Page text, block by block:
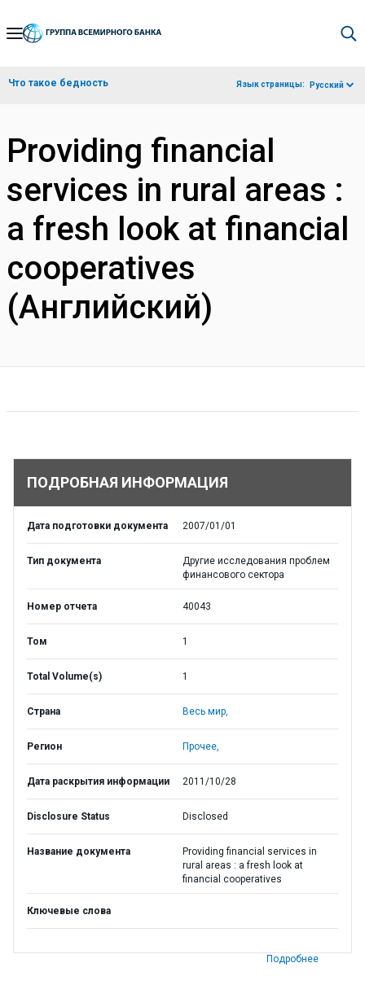
Skip
Navigation
Что такое бедность Язык страницы: Русский
Providing financial
services in rural areas :
a fresh look at financial
cooperatives
(Английский)
ПОДРОБНАЯ ИНФОРМАЦИЯ
Дата подготовки документа 2007/01/01
Тип документа
Другие исследования проблем
финансового сектора
Номер отчета 40043
Том 1
Total Volume(s) 1
Страна Весь мир,
Регион Прочее,
Дата раскрытия информации 2011/10/28
Disclosure Status Disclosed
Название документа
Providing financial services in
rural areas : a fresh look at
financial cooperatives
Ключевые слова
Подробнее